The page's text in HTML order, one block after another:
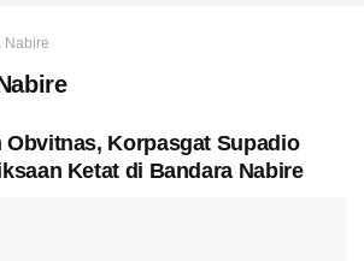
Nabire
Obvitnas, Korpasgat Supadio
Ketat di Bandara Nabire